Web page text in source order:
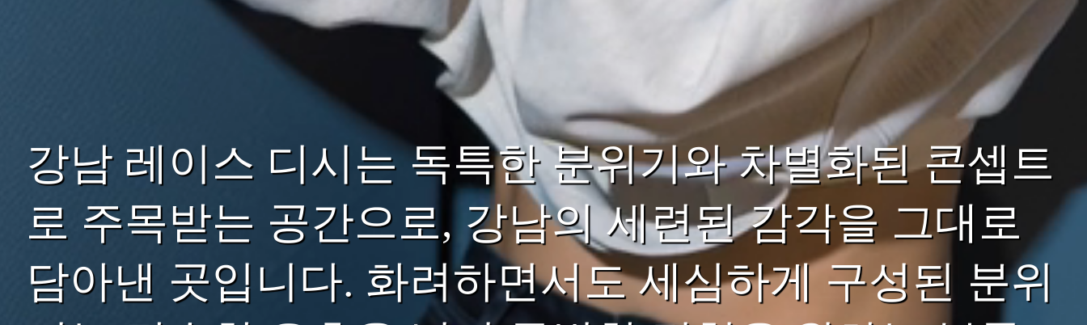
강남 레이스 디시는 독특한 분위기와 차별화된 콘셉트
로 주목받는 공간으로, 강남의 세련된 감각을 그대로
담아낸 곳입니다. 화려하면서도 세심하게 구성된 분위